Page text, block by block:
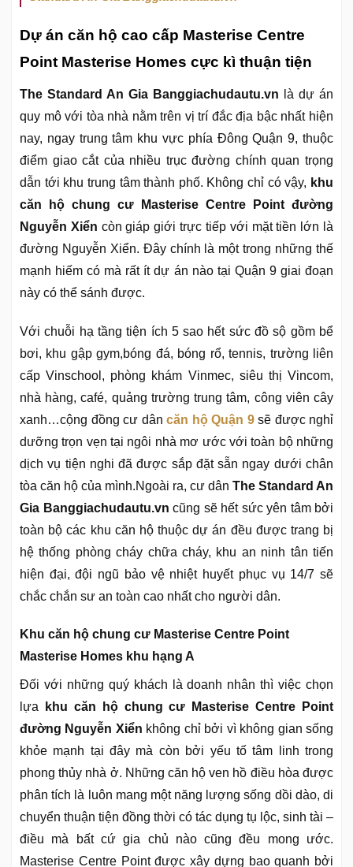
Dự án căn hộ cao cấp Masterise Centre
Point Masterise Homes cực kì thuận tiện
The Standard An Gia Banggiachudautu.vn là dự án
quy mô với tòa nhà nằm trên vị trí đắc địa bậc nhất hiện
nay, ngay trung tâm khu vực phía Đông Quận 9, thuộc
điểm giao cắt của nhiều trục đường chính quan trọng
dẫn tới khu trung tâm thành phố. Không chỉ có vậy, khu
căn hộ chung cư Masterise Centre Point đường
Nguyễn Xiển còn giáp giới trực tiếp với mặt tiền lớn là
đường Nguyễn Xiển. Đây chính là một trong những thế
mạnh hiếm có mà rất ít dự án nào tại Quận 9 giai đoạn
này có thể sánh được.
Với chuỗi hạ tầng tiện ích 5 sao hết sức đồ sộ gồm bể
bơi, khu gập gym,bóng đá, bóng rổ, tennis, trường liên
cấp Vinschool, phòng khám Vinmec, siêu thị Vincom,
nhà hàng, café, quảng trường trung tâm, công viên cây
xanh…cộng đồng cư dân căn hộ Quận 9sẽ được nghỉ
dưỡng trọn vẹn tại ngôi nhà mơ ước với toàn bộ những
dịch vụ tiện nghi đã được sắp đặt sẵn ngay dưới chân
tòa căn hộ của mình.Ngoài ra, cư dân The Standard An
Gia Banggiachudautu.vn cũng sẽ hết sức yên tâm bởi
toàn bộ các khu căn hộ thuộc dự án đều được trang bị
hệ thống phòng cháy chữa cháy, khu an ninh tân tiến
hiện đại, đội ngũ bảo vệ nhiệt huyết phục vụ 14/7 sẽ
chắc chắn sư an toàn cao nhất cho người dân.
Khu căn hộ chung cư Masterise Centre Point
Masterise Homes khu hạng A
Đối với những quý khách là doanh nhân thì việc chọn
lựa
khu căn hộ chung cư Masterise Centre Point
đường Nguyễn Xiển không chỉ bởi vì không gian sống
khỏe mạnh tại đây mà còn bởi yếu tố tâm linh trong
phong thủy nhà ở. Những căn hộ ven hồ điều hòa được
phân tích là luôn mang một năng lượng sống dồi dào, di
chuyển thuận tiện đồng thời có tác dụng tụ lộc, sinh tài –
điều mà bất cứ gia chủ nào cũng đều mong ước.
Masterise Centre Point được xây dựng bao quanh bởi